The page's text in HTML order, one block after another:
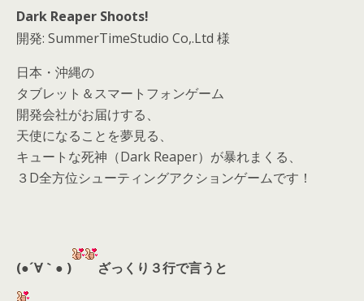
Dark Reaper Shoots!
開発: SummerTimeStudio Co,.Ltd 様
日本・沖縄の
タブレット＆スマートフォンゲーム
開発会社がお届けする、
天使になることを夢見る、
キュートな死神（Dark Reaper）が暴れまくる、
３D全方位シューティングアクションゲームです！
(●´∀｀● ) ざっくり３行で言うと